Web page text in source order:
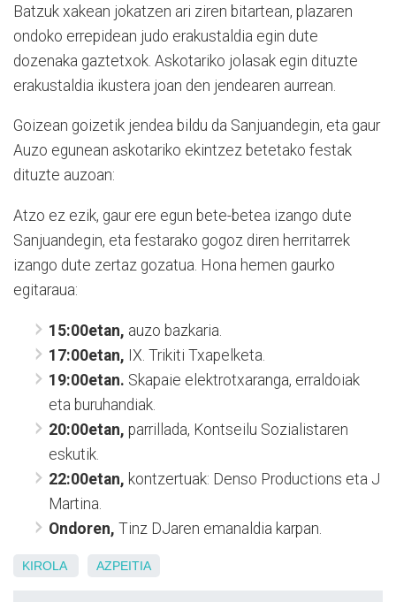
Batzuk xakean jokatzen ari ziren bitartean, plazaren
ondoko errepidean judo erakustaldia egin dute
dozenaka gaztetxok. Askotariko jolasak egin dituzte
erakustaldia ikustera joan den jendearen aurrean.
Goizean goizetik jendea bildu da Sanjuandegin, eta gaur
Auzo egunean askotariko ekintzez betetako festak
dituzte auzoan:
Atzo ez ezik, gaur ere egun bete-betea izango dute
Sanjuandegin, eta festarako gogoz diren herritarrek
izango dute zertaz gozatua. Hona hemen gaurko
egitaraua:
15:00etan, auzo bazkaria.
17:00etan, IX. Trikiti Txapelketa.
19:00etan. Skapaie elektrotxaranga, erraldoiak
eta buruhandiak.
20:00etan, parrillada, Kontseilu Sozialistaren
eskutik.
22:00etan, kontzertuak: Denso Productions eta J
Martina.
Ondoren, Tinz DJaren emanaldia karpan.
KIROLA AZPEITIA